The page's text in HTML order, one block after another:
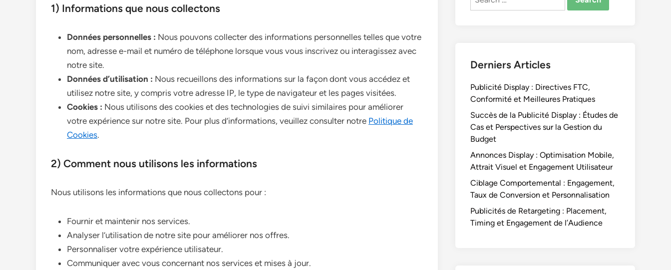
1) Informations que nous collectons
Données personnelles : Nous pouvons collecter des informations personnelles telles que votre
nom, adresse e-mail et numéro de téléphone lorsque vous vous inscrivez ou interagissez avec
notre site.
Données d’utilisation : Nous recueillons des informations sur la façon dont vous accédez et
utilisez notre site, y compris votre adresse IP, le type de navigateur et les pages visitées.
Cookies : Nous utilisons des cookies et des technologies de suivi similaires pour améliorer
votre expérience sur notre site. Pour plus d’informations, veuillez consulter notre Politique de
Cookies.
2) Comment nous utilisons les informations
Nous utilisons les informations que nous collectons pour :
Fournir et maintenir nos services.
Analyser l’utilisation de notre site pour améliorer nos offres.
Personnaliser votre expérience utilisateur.
Communiquer avec vous concernant nos services et mises à jour.
Derniers Articles
Publicité Display : Directives FTC,
Conformité et Meilleures Pratiques
Succès de la Publicité Display : Études de
Cas et Perspectives sur la Gestion du
Budget
Annonces Display : Optimisation Mobile,
Attrait Visuel et Engagement Utilisateur
Ciblage Comportemental : Engagement,
Taux de Conversion et Personnalisation
Publicités de Retargeting : Placement,
Timing et Engagement de l’Audience